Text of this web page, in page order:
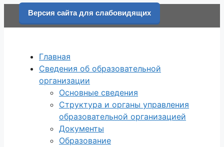
ПерейтиВерсия сайта для слабовидящих
Главная
Сведения об образовательной
организации
Основные сведения
Структура и органы управления
образовательной организацией
Документы
Образование